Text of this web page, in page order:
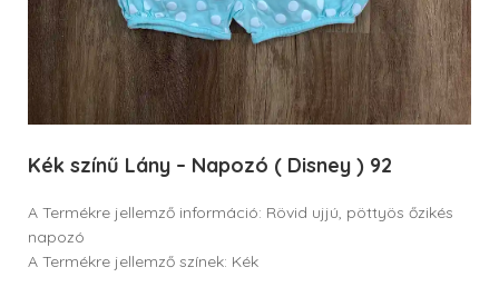
Kék színű Lány – Napozó ( Disney ) 92
A Termékre jellemző információ: Rövid ujjú, pöttyös őzikés
napozó
A Termékre jellemző színek: Kék